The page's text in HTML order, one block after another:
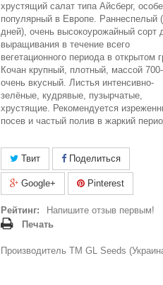
хрустящий салат типа Айсберг,
популярный в Европе. Раннеспелый
дней), очень высокоурожайный сорт
выращивания в течение всего
вегетационного периода в открытом
Кочан крупный, плотный, массой 700-
очень вкусный. Листья интенсивно-
зелёные, кудрявые, пузырчатые,
хрустящие. Рекомендуется
посев и частый полив в жаркий
Твит Поделиться
Google+ Pinterest
Рейтинг:
Напишите отзыв первым!
Печать
Производитель ТМ GL Seeds